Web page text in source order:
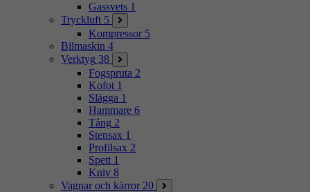
Gassvets 1
Tryckluft 5
Kompressor 5
Bilmaskin 4
Verktyg 38
Fogspruta 2
Kofot 1
Slägga 1
Hammare 6
Tång 2
Stensax 1
Profilsax 2
Spett 1
Kniv 8
Vagnar och kärror 20